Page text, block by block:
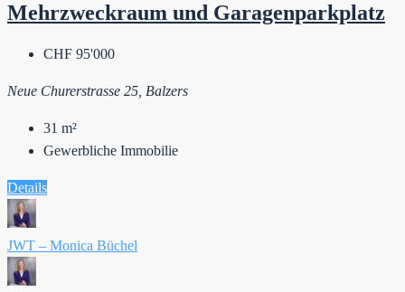
Mehrzweckraum und Garagenparkplatz
CHF 95'000
Neue Churerstrasse 25, Balzers
31 m²
Gewerbliche Immobilie
Details
JWT – Monica Büchel